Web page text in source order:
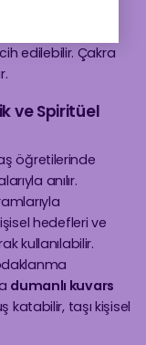
edilebilir. Çakra
ve Spiritüel
öğretilerinde
anılır.
hedefleri ve
kullanılabilir.
dumanlı kuvars
katabilir, taşı kişisel